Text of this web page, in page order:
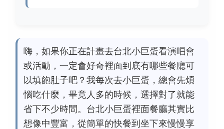
嗨，如果你正在計畫去台北小巨蛋看演唱會
或活動，一定會好奇裡面到底有哪些餐廳可
以填飽肚子吧？我每次去小巨蛋，總會先煩
惱吃什麼，畢竟人多的時候，選擇對了就能
省下不少時間。台北小巨蛋裡面餐廳其實比
想像中豐富，從簡單的快餐到坐下來慢慢享